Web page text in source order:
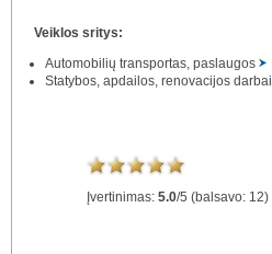
Veiklos sritys:
Automobilių transportas, paslaugos
Statybos, apdailos, renovacijos darbai
Įvertinimas: 5.0/5 (balsavo: 12)